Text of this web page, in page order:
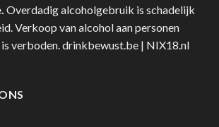
Overdadig alcoholgebruik is schadelijk
Verkoop van alcohol aan personen
verboden.drinkbewust.be | NIX18.nl